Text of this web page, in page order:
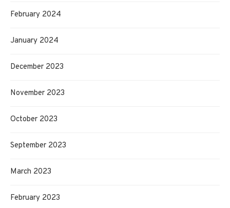
February 2024
January 2024
December 2023
November 2023
October 2023
September 2023
March 2023
February 2023